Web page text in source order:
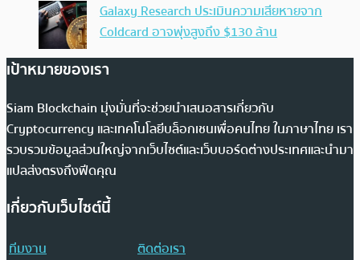
Galaxy Research ประเมินความเสียหายจาก
Coldcard อาจพุ่งสูงถึง $130 ล้าน
เป้าหมายของเรา
Siam Blockchain มุ่งมั่นที่จะช่วยนำเสนอสารเกี่ยวกับ
Cryptocurrency และเทคโนโลยีบล็อกเชนเพื่อคนไทย ในภาษาไทย เรา
รวบรวมข้อมูลส่วนใหญ่จากเว็บไซต์และเว็บบอร์ดต่างประเทศและนำมา
แปลส่งตรงถึงฟีดคุณ
เกี่ยวกับเว็บไซต์นี้
ทีมงาน
ติดต่อเรา